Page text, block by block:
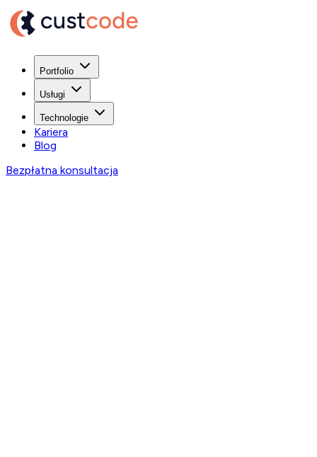
Portfolio
Usługi
Technologie
Kariera
Blog
Bezpłatna konsultacja